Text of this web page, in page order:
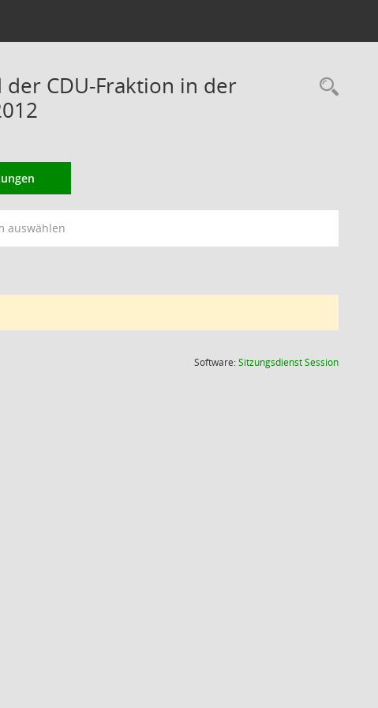
CDU-Fraktion in der
auswählen
Software:SitzungsdienstSession(Wird in